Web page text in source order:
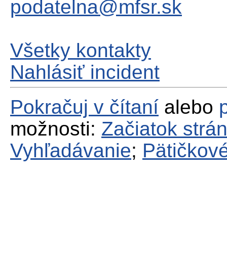
podatelna@mfsr.sk
Všetky kontakty
Nahlásiť incident
Pokračuj v čítaní alebo
možnosti: Začiatok
Vyhľadávanie;